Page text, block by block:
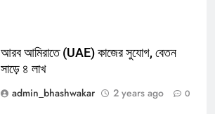
আরব আমিরাতে (UAE) কাজের সুযোগ, বেতন
সাড়ে ৪ লাখ
admin_bhashwakar
2 years ago 0